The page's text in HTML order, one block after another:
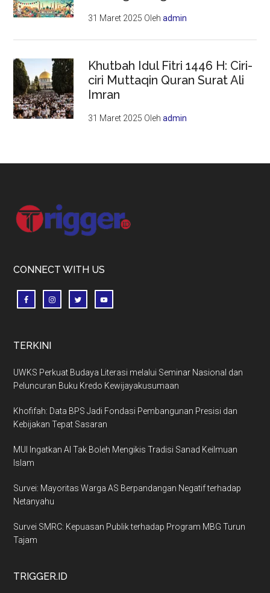
31 Maret 2025 Olehadmin
Khutbah Idul Fitri 1446 H: Ciri-
ciri Muttaqin Quran Surat Ali
Imran
31 Maret 2025 Olehadmin
Footer
CONNECT WITH US
TERKINI
UWKS Perkuat Budaya Literasi melalui Seminar Nasional dan
Peluncuran Buku Kredo Kewijayakusumaan
Khofifah: Data BPS Jadi Fondasi Pembangunan Presisi dan
Kebijakan Tepat Sasaran
MUI Ingatkan AI Tak Boleh Mengikis Tradisi Sanad Keilmuan
Islam
Survei: Mayoritas Warga AS Berpandangan Negatif terhadap
Netanyahu
Survei SMRC: Kepuasan Publik terhadap Program MBG Turun
Tajam
TRIGGER.ID